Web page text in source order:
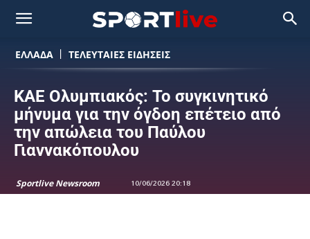
ΕΛΛΑΔΑ ΤΕΛΕΥΤΑΙΕΣ ΕΙΔΗΣΕΙΣ
ΚΑΕ Ολυμπιακός: Το συγκινητικό
μήνυμα για την όγδοη επέτειο από
την απώλεια του Παύλου
Γιαννακόπουλου
Sportlive Newsroom 10/06/2026 20:18